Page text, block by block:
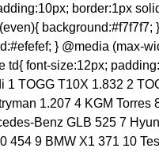
border:1px
background:#f7f7f7;
} @media (max-
td{ font-size:12px;
1 TOGG T10X 1.832 2
1.207 4 KGM Torres
Benz GLB 525 7
454 9 BMW X1 371 10